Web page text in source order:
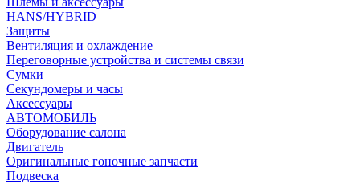
HANS/HYBRID
Защиты
Вентиляция и охлаждение
Переговорные устройства и системы связи
Сумки
Секундомеры и часы
Аксессуары
АВТОМОБИЛЬ
Оборудование салона
Двигатель
Оригинальные гоночные запчасти
Подвеска